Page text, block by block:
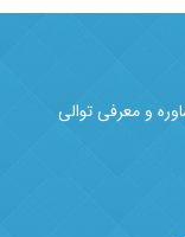
و معرفی توالی